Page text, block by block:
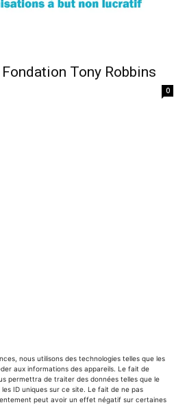
nous utilisons des technologies telles que les
aux informations des appareils. Le fait de
permettra de traiter des données telles que le
ID uniques sur ce site. Le fait de ne pas
peut avoir un effet négatif sur certaines
Tony Robbins
0